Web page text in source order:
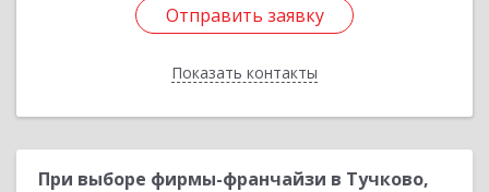
Отправить заявку
Показать контакты
Отправить заявку
Назад
При выборе фирмы-франчайзи в Тучково,